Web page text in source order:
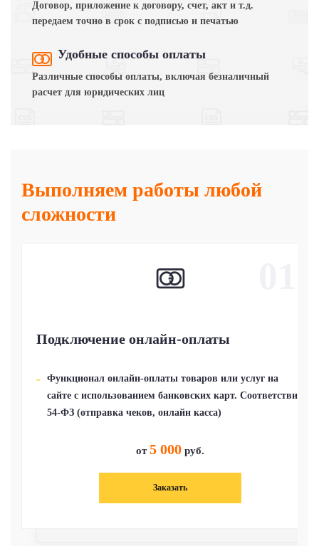
Договор, приложение к договору, счет, акт и т.д.
передаем точно в срок с подписью и печатью
Удобные способы оплаты
Различные способы оплаты, включая безналичный
расчет для юридических лиц
Выполняем работы любой
сложности
Подключение онлайн-оплаты
Функционал онлайн-оплаты товаров или услуг на
сайте с использованием банковских карт. Соответствие
54-ФЗ (отправка чеков, онлайн касса)
от5 000 руб.
Заказать